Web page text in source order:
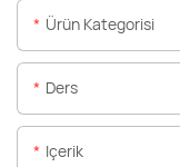
Ürün Kategorisi
Ders
Içerik